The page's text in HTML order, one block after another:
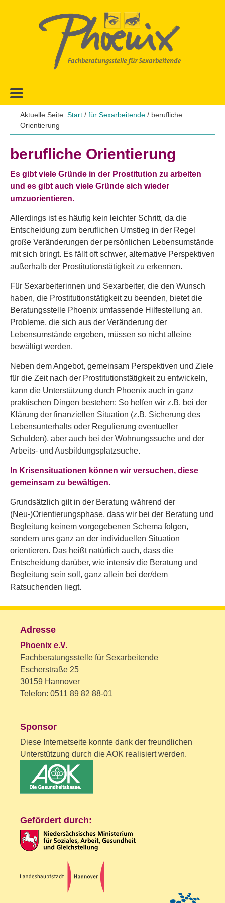
Hauptnavigation
Aktuelle Seite: Start / für Sexarbeitende / berufliche
Orientierung
berufliche Orientierung
Es gibt viele Gründe in der Prostitution zu arbeiten
und es gibt auch viele Gründe sich wieder
umzuorientieren.
Allerdings ist es häufig kein leichter Schritt, da die
Entscheidung zum beruflichen Umstieg in der Regel
große Veränderungen der persönlichen Lebensumstände
mit sich bringt. Es fällt oft schwer, alternative Perspektiven
außerhalb der Prostitutionstätigkeit zu erkennen.
Für Sexarbeiterinnen und Sexarbeiter, die den Wunsch
haben, die Prostitutionstätigkeit zu beenden, bietet die
Beratungsstelle Phoenix umfassende Hilfestellung an.
Probleme, die sich aus der Veränderung der
Lebensumstände ergeben, müssen so nicht alleine
bewältigt werden.
Neben dem Angebot, gemeinsam Perspektiven und Ziele
für die Zeit nach der Prostitutionstätigkeit zu entwickeln,
kann die Unterstützung durch Phoenix auch in ganz
praktischen Dingen bestehen: So helfen wir z.B. bei der
Klärung der finanziellen Situation (z.B. Sicherung des
Lebensunterhalts oder Regulierung eventueller
Schulden), aber auch bei der Wohnungssuche und der
Arbeits- und Ausbildungsplatzsuche.
In Krisensituationen können wir versuchen, diese
gemeinsam zu bewältigen.
Grundsätzlich gilt in der Beratung während der
(Neu-)Orientierungsphase, dass wir bei der Beratung und
Begleitung keinem vorgegebenen Schema folgen,
sondern uns ganz an der individuellen Situation
orientieren. Das heißt natürlich auch, dass die
Entscheidung darüber, wie intensiv die Beratung und
Begleitung sein soll, ganz allein bei der/dem
Ratsuchenden liegt.
Adresse
Phoenix e.V.
Fachberatungsstelle für Sexarbeitende
Escherstraße 25
30159 Hannover
Telefon: 0511 89 82 88-01
Sponsor
Diese Internetseite konnte dank der freundlichen
Unterstützung durch die AOK realisiert werden.
Gefördert durch: